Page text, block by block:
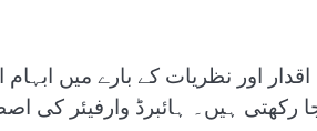
اور نظریات کے بارے میں ابہام